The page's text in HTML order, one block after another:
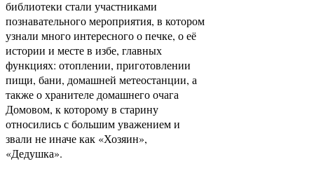
библиотеки стали участниками
познавательного мероприятия, в котором
узнали много интересного о печке, о её
истории и месте в избе, главных
функциях: отоплении, приготовлении
пищи, бани, домашней метеостанции, а
также о хранителе домашнего очага
Домовом, к которому в старину
относились с большим уважением и
звали не иначе как «Хозяин»,
«Дедушка».